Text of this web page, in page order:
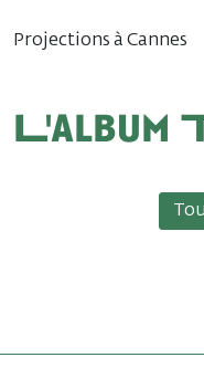
Projections à Cannes
L'album